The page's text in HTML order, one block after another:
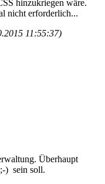
hinzukriegen wäre.
nicht erforderlich...
11:55:37)
Überhaupt
) sein soll.